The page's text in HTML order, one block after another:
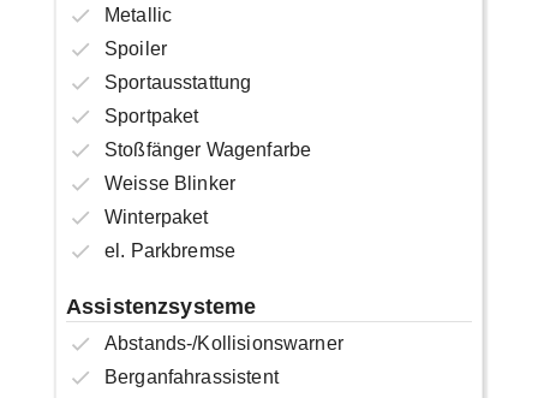
Metallic
Spoiler
Sportausstattung
Sportpaket
Stoßfänger Wagenfarbe
Weisse Blinker
Winterpaket
el. Parkbremse
Assistenzsysteme
Abstands-/Kollisionswarner
Berganfahrassistent